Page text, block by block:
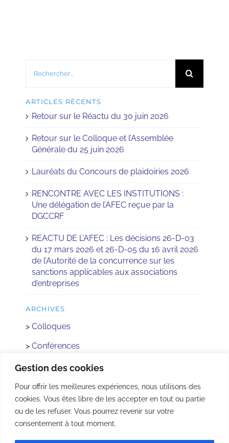
Gestion des cookies
Pour offrir les meilleures expériences, nous utilisons des
cookies. Vous êtes libre de les accepter en tout ou partie
ou de les refuser. Vous pourrez revenir sur votre
consentement à tout moment.
ARTICLES RÉCENTS
Retour sur le Réactu du 30 juin 2026
Retour sur le Colloque et l’Assemblée
Générale du 25 juin 2026
Lauréats du Concours de plaidoiries 2026
RENCONTRE AVEC LES INSTITUTIONS :
Une délégation de l’AFEC reçue par la
DGCCRF
REACTU DE L’AFEC : Les décisions 26-D-03
du 17 mars 2026 et 26-D-05 du 16 avril 2026
de l’Autorité de la concurrence sur les
sanctions applicables aux associations
d’entreprises
ARCHIVES
> Colloques
> Conférences
>Réactus
> Concours
>Rencontre avec les Institutions
>AFEC Jeunes